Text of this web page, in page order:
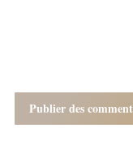
Publier des